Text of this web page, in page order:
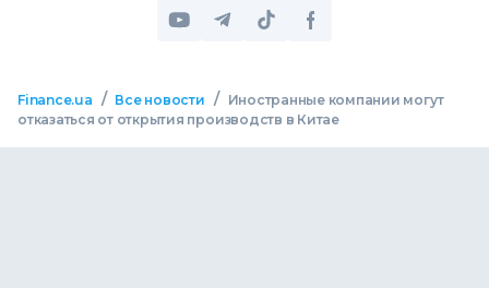
Finance.ua / Все новости /
Иностранные компании могут
отказаться от открытия производств в Китае